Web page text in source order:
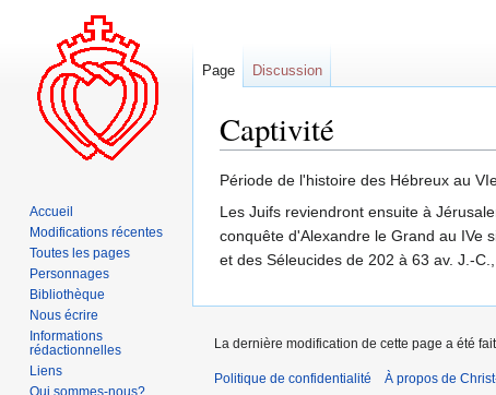
Captivité
Aller
à
navigation
Aller
à
recherche
Période de l'histoire des Hébreux au
Les Juifs reviendront ensuite à
conquête d'Alexandre le Grand au IVe
et des Séleucides de 202 à 63 av. J.-
Page Discussion
Accueil
Modifications récentes
Toutes les pages
Personnages
Bibliothèque
Nous écrire
Informations
rédactionnelles
Liens
Qui sommes-nous?
La dernière modification de cette page a été
Politique de confidentialité À propos de